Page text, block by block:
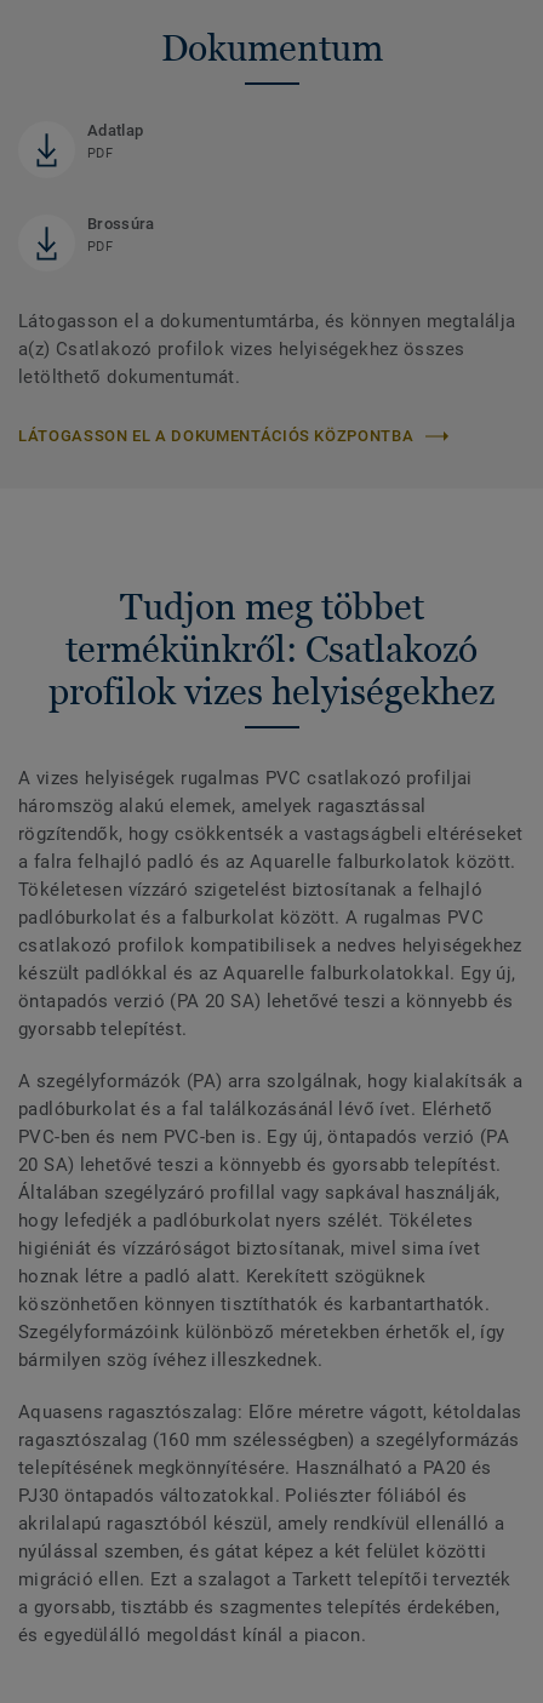
Dokumentum
Adatlap
PDF
Brossúra
PDF
Látogasson el a dokumentumtárba, és könnyen megtalálja
a(z) Csatlakozó profilok vizes helyiségekhez összes
letölthető dokumentumát.
LÁTOGASSON EL A DOKUMENTÁCIÓS KÖZPONTBA
Tudjon meg többet
termékünkről: Csatlakozó
profilok vizes helyiségekhez
A vizes helyiségek rugalmas PVC csatlakozó profiljai
háromszög alakú elemek, amelyek ragasztással
rögzítendők, hogy csökkentsék a vastagságbeli eltéréseket
a falra felhajló padló és az Aquarelle falburkolatok között.
Tökéletesen vízzáró szigetelést biztosítanak a felhajló
padlóburkolat és a falburkolat között. A rugalmas PVC
csatlakozó profilok kompatibilisek a nedves helyiségekhez
készült padlókkal és az Aquarelle falburkolatokkal. Egy új,
öntapadós verzió (PA 20 SA) lehetővé teszi a könnyebb és
gyorsabb telepítést.
A szegélyformázók (PA) arra szolgálnak, hogy kialakítsák a
padlóburkolat és a fal találkozásánál lévő ívet. Elérhető
PVC-ben és nem PVC-ben is. Egy új, öntapadós verzió (PA
20 SA) lehetővé teszi a könnyebb és gyorsabb telepítést.
Általában szegélyzáró profillal vagy sapkával használják,
hogy lefedjék a padlóburkolat nyers szélét. Tökéletes
higiéniát és vízzáróságot biztosítanak, mivel sima ívet
hoznak létre a padló alatt. Kerekített szögüknek
köszönhetően könnyen tisztíthatók és karbantarthatók.
Szegélyformázóink különböző méretekben érhetők el, így
bármilyen szög ívéhez illeszkednek.
Aquasens ragasztószalag: Előre méretre vágott, kétoldalas
ragasztószalag (160 mm szélességben) a szegélyformázás
telepítésének megkönnyítésére. Használható a PA20 és
PJ30 öntapadós változatokkal. Poliészter fóliából és
akrilalapú ragasztóból készül, amely rendkívül ellenálló a
nyúlással szemben, és gátat képez a két felület közötti
migráció ellen. Ezt a szalagot a Tarkett telepítői tervezték
a gyorsabb, tisztább és szagmentes telepítés érdekében,
és egyedülálló megoldást kínál a piacon.